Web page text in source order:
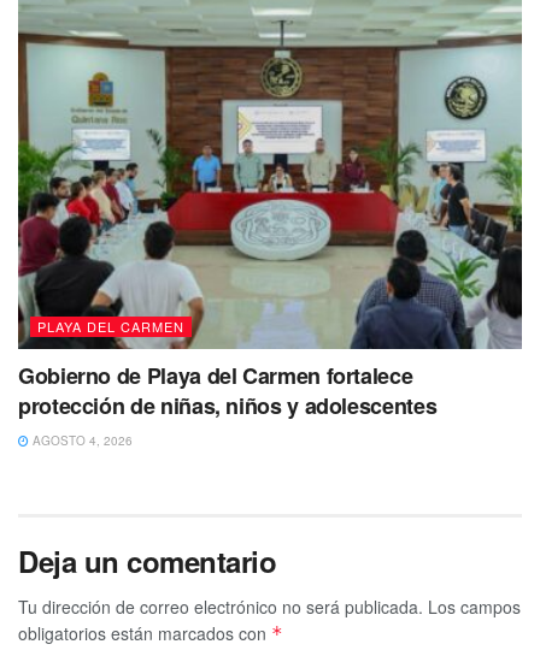
PLAYA DEL CARMEN
Gobierno de Playa del Carmen fortalece
protección de niñas, niños y adolescentes
AGOSTO 4, 2026
Deja un comentario
Tu dirección de correo electrónico no será publicada. Los campos
obligatorios están marcados con *